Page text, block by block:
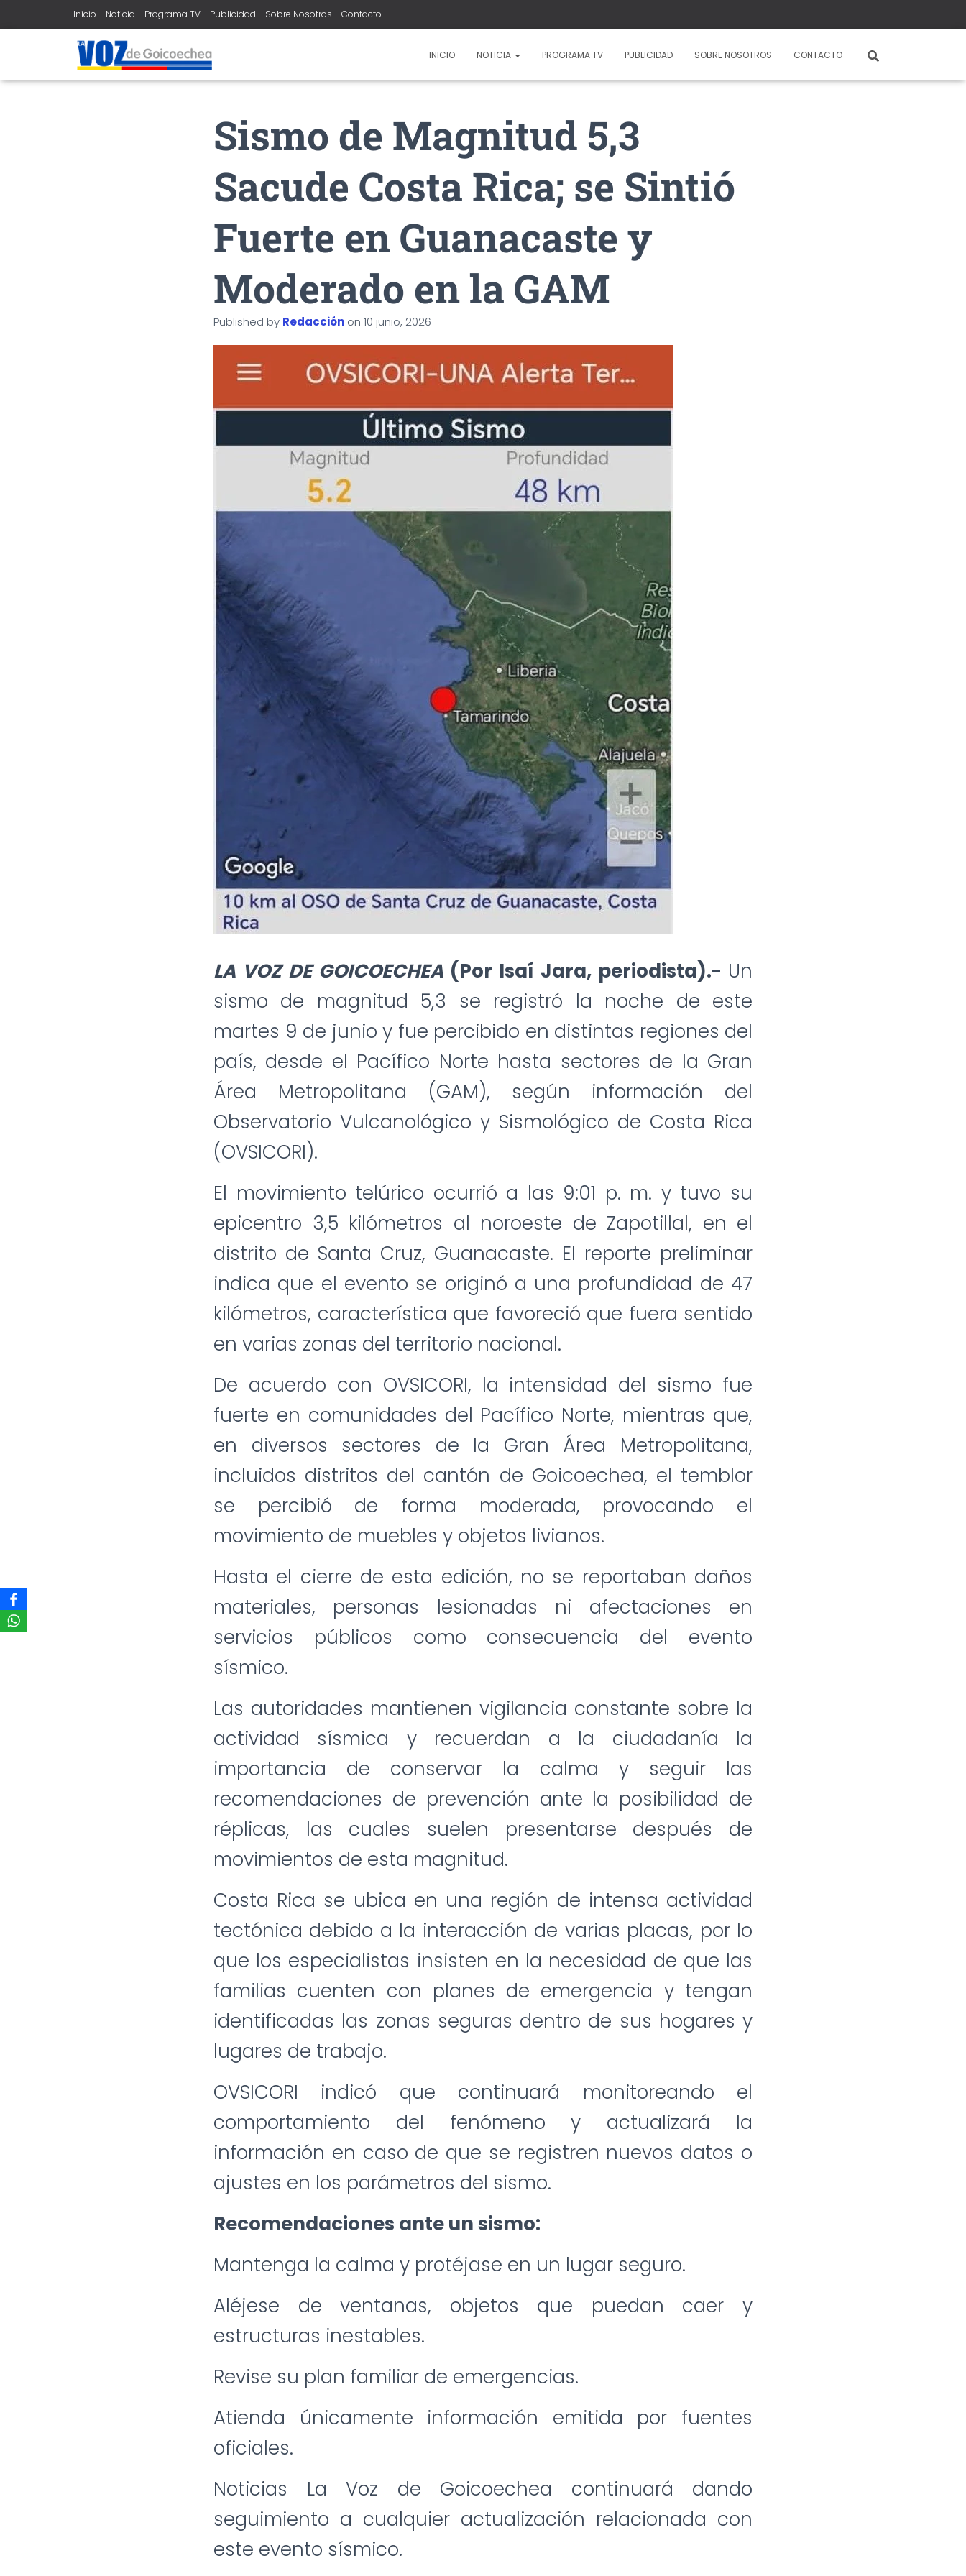
Inicio Noticia Programa TV Publicidad Sobre Nosotros Contacto
INICIO NOTICIA PROGRAMA TV PUBLICIDAD SOBRE NOSOTROS CONTACTO
Sismo de Magnitud 5,3
Sacude Costa Rica; se Sintió
Fuerte en Guanacaste y
Moderado en la GAM
Published by Redacción on 10 junio, 2026
LA VOZ DE GOICOECHEA(Por Isaí Jara, periodista).- Un
sismo de magnitud 5,3 se registró la noche de este
martes 9 de junio y fue percibido en distintas regiones del
país, desde el Pacífico Norte hasta sectores de la Gran
Área Metropolitana (GAM), según información del
Observatorio Vulcanológico y Sismológico de Costa Rica
(OVSICORI).
El movimiento telúrico ocurrió a las 9:01 p. m. y tuvo su
epicentro 3,5 kilómetros al noroeste de Zapotillal, en el
distrito de Santa Cruz, Guanacaste. El reporte preliminar
indica que el evento se originó a una profundidad de 47
kilómetros, característica que favoreció que fuera sentido
en varias zonas del territorio nacional.
De acuerdo con OVSICORI, la intensidad del sismo fue
fuerte en comunidades del Pacífico Norte, mientras que,
en diversos sectores de la Gran Área Metropolitana,
incluidos distritos del cantón de Goicoechea, el temblor
se percibió de forma moderada, provocando el
movimiento de muebles y objetos livianos.
Hasta el cierre de esta edición, no se reportaban daños
materiales, personas lesionadas ni afectaciones en
servicios públicos como consecuencia del evento
sísmico.
Las autoridades mantienen vigilancia constante sobre la
actividad sísmica y recuerdan a la ciudadanía la
importancia de conservar la calma y seguir las
recomendaciones de prevención ante la posibilidad de
réplicas, las cuales suelen presentarse después de
movimientos de esta magnitud.
Costa Rica se ubica en una región de intensa actividad
tectónica debido a la interacción de varias placas, por lo
que los especialistas insisten en la necesidad de que las
familias cuenten con planes de emergencia y tengan
identificadas las zonas seguras dentro de sus hogares y
lugares de trabajo.
OVSICORI indicó que continuará monitoreando el
comportamiento del fenómeno y actualizará la
información en caso de que se registren nuevos datos o
ajustes en los parámetros del sismo.
Recomendaciones ante un sismo:
Mantenga la calma y protéjase en un lugar seguro.
Aléjese de ventanas, objetos que puedan caer y
estructuras inestables.
Revise su plan familiar de emergencias.
Atienda únicamente información emitida por fuentes
oficiales.
Noticias La Voz de Goicoechea continuará dando
seguimiento a cualquier actualización relacionada con
este evento sísmico.